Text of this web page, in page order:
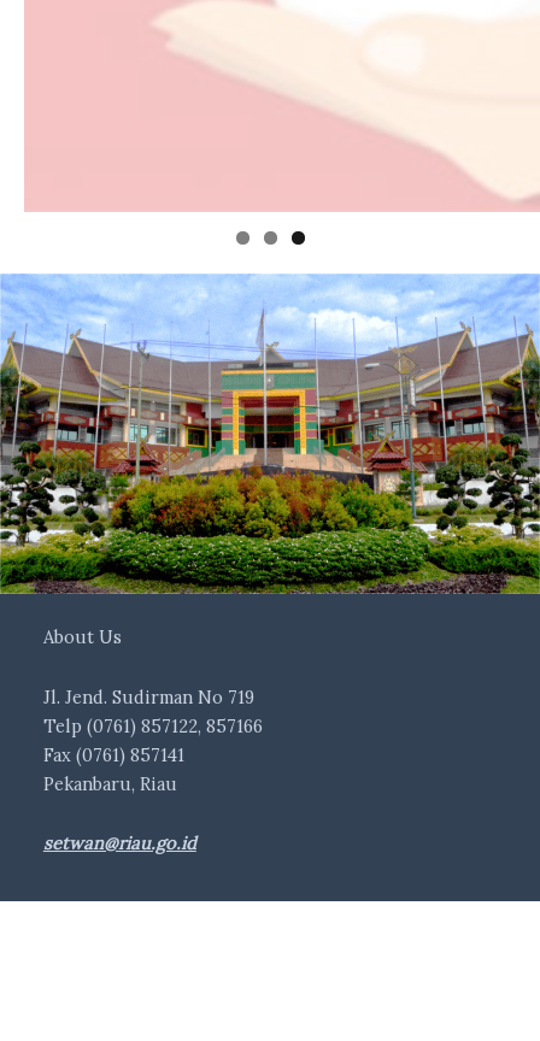
About Us
Jl. Jend. Sudirman No 719
Telp (0761) 857122, 857166
Fax (0761) 857141
Pekanbaru, Riau
setwan@riau.go.id